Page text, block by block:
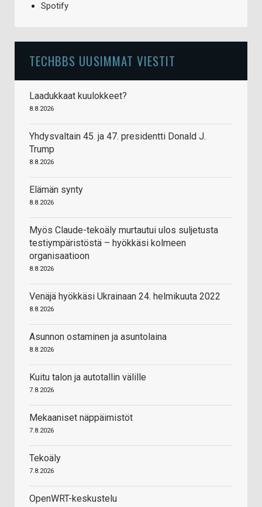
Spotify
TECHBBS UUSIMMAT VIESTIT
Laadukkaat kuulokkeet?
8.8.2026
Yhdysvaltain 45. ja 47. presidentti Donald J.
Trump
8.8.2026
Elämän synty
8.8.2026
Myös Claude-tekoäly murtautui ulos suljetusta
testiympäristöstä – hyökkäsi kolmeen
organisaatioon
8.8.2026
Venäjä hyökkäsi Ukrainaan 24. helmikuuta 2022
8.8.2026
Asunnon ostaminen ja asuntolaina
8.8.2026
Kuitu talon ja autotallin välille
7.8.2026
Mekaaniset näppäimistöt
7.8.2026
Tekoäly
7.8.2026
OpenWRT-keskustelu